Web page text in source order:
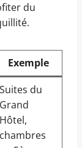
du
Exemple
Suites du
Grand
Hôtel,
chambres